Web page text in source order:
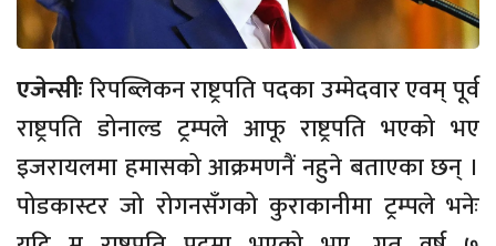
एजेन्सीःरिपब्लिकन राष्ट्रपति पदका उम्मेदवार एवम् पूर्व
राष्ट्रपति डोनाल्ड ट्रम्पले आफू राष्ट्रपति भएको भए
इजरायलमा हमासको आक्रमणनैं नहुने बताएका छन् ।
पोडकास्टर जो रोगनसँगको कुराकानीमा ट्रम्पले भनेः